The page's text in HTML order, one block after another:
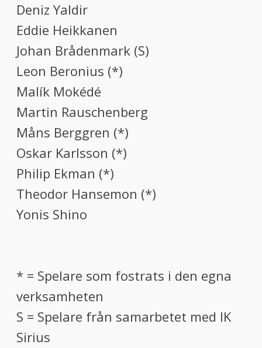
Deniz Yaldir
Eddie Heikkanen
Johan Brådenmark (S)
Leon Beronius (*)
Malík Mokédé
Martin Rauschenberg
Måns Berggren (*)
Oskar Karlsson (*)
Philip Ekman (*)
Theodor Hansemon (*)
Yonis Shino
* = Spelare som fostrats i den egna
verksamheten
S = Spelare från samarbetet med IK
Sirius